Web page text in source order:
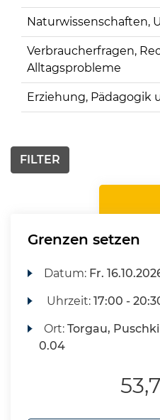
Naturwissenschaften,
Verbraucherfragen,
Alltagsprobleme
Erziehung, Pädagogik
FILTER
Grenzen setzen
Datum: Fr.
Uhrzeit:17:00 -
Ort:Torgau,
0.04